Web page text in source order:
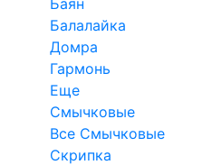
Баян
Балалайка
Домра
Гармонь
Еще
Смычковые
Все Смычковые
Скрипка